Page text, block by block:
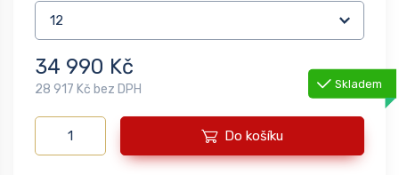
34 990 Kč
28 917 Kč bez DPH Skladem
Do košíku